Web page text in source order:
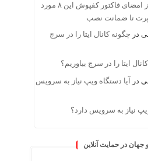
قبل از امضای فاکتور کفپوش این ۸ مورد
پرت تا ضمانت نصب
در چگونه کانال ایتا را در سرچ
ایتا را در سرچ بیاوریم؟
در
آیا دستگاه ویپ نیاز به سرویس
ویپ نیاز به سرویس دارد؟
جهان در حمایت آنلاین